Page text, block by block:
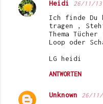
Heidi 26/11/
Ich finde Du
tragen ,
Thema
Loop oder
LG heidi
ANTWORTEN
Unknown 26/